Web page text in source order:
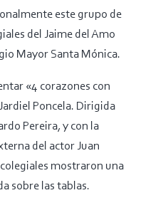
este grupo de
del Jaime del Amo
Mayor Santa Mónica.
«4 corazones con
Poncela. Dirigida
Pereira, y con la
del actor Juan
mostraron una
sobre las tablas.